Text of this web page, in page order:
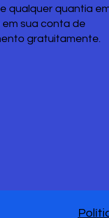
qualquer quantia
em sua conta de
gratuitamente.